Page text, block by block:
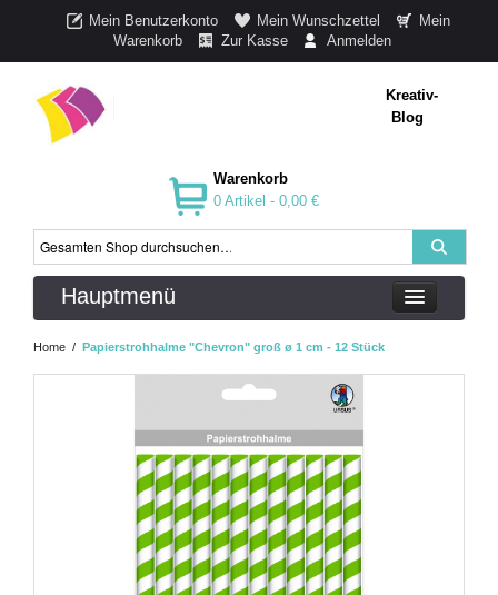
Mein Benutzerkonto Mein Wunschzettel
Mein
Warenkorb
Zur Kasse Anmelden
Kreativ-
Blog
Warenkorb
0 Artikel - 0,00 €
Hauptmenü
Home / Papierstrohhalme "Chevron" groß ø 1 cm - 12 Stück